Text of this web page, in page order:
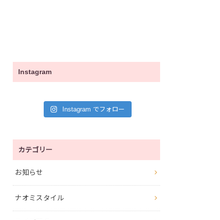
Instagram
Instagram でフォロー
カテゴリー
お知らせ
ナオミスタイル